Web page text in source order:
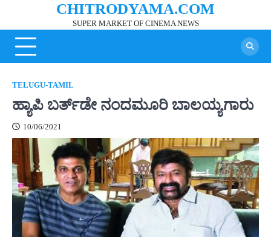
content
CHITRODYAMA.COM
SUPER MARKET OF CINEMA NEWS
TELUGU-TAMIL
ಹ್ಯಾಪಿ ಬರ್ತ್‌ಡೇ ನಂದಮೂರಿ ಬಾಲಯ್ಯಗಾರು
10/06/2021